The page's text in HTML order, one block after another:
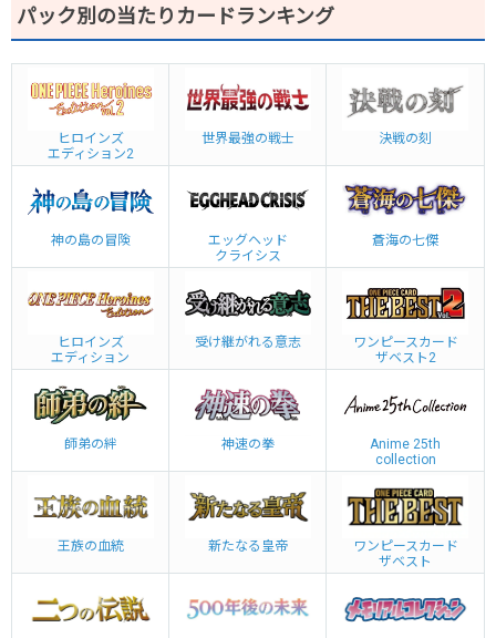
パック別の当たりカードランキング
ヒロインズ
エディション2
世界最強の戦士 決戦の刻
神の島の冒険
エッグヘッド
クライシス
蒼海の七傑
ヒロインズ
エディション
受け継がれる意志
ワンピースカード
ザベスト2
師弟の絆 神速の拳
Anime 25th
collection
王族の血統 新たなる皇帝
ワンピースカード
ザベスト